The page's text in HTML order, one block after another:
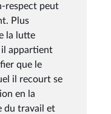
respect peut
Plus
la lutte
appartient
que le
il recourt se
en la
du travail et